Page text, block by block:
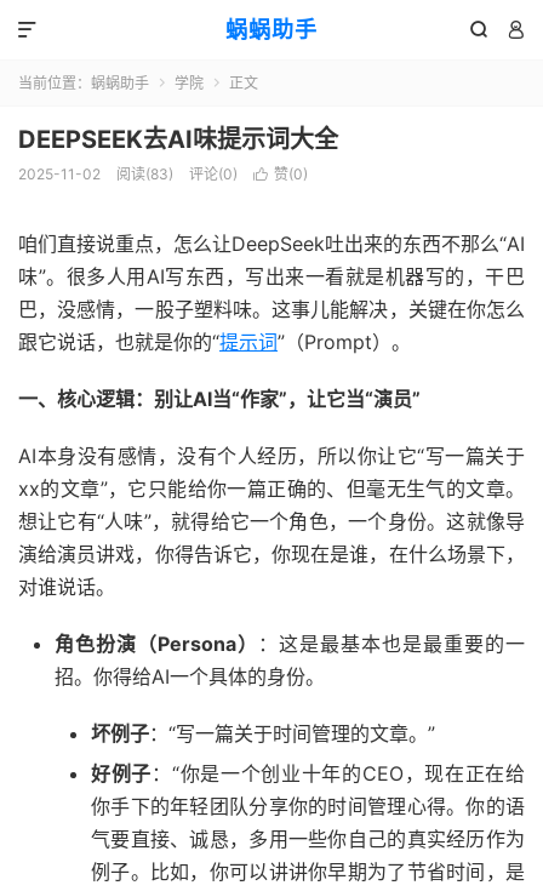
蜗蜗助手  

当前位置： 蜗蜗助手  学院  正文
DEEPSEEK去AI味提示词大全
2025-11-02 阅读(83) 评论(0)  赞(0)
咱们直接说重点，怎么让DeepSeek吐出来的东西不那么“AI
味”。很多人用AI写东西，写出来一看就是机器写的，干巴
巴，没感情，一股子塑料味。这事儿能解决，关键在你怎么
跟它说话，也就是你的“提示词”（Prompt）。
一、核心逻辑：别让AI当“作家”，让它当“演员”
AI本身没有感情，没有个人经历，所以你让它“写一篇关于
xx的文章”，它只能给你一篇正确的、但毫无生气的文章。
想让它有“人味”，就得给它一个角色，一个身份。这就像导
演给演员讲戏，你得告诉它，你现在是谁，在什么场景下，
对谁说话。
角色扮演（Persona）
：这是最基本也是最重要的一
招。你得给AI一个具体的身份。
坏例子：“写一篇关于时间管理的文章。”
好例子 ：“你是一个创业十年的CEO，现在正在给
你手下的年轻团队分享你的时间管理心得。你的语
气要直接、诚恳，多用一些你自己的真实经历作为
例子。比如，你可以讲讲你早期为了节省时间，是